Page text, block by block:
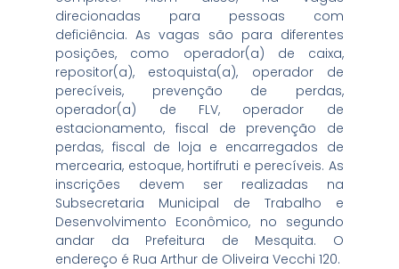
direcionadas para pessoas com
deficiência. As vagas são para diferentes
posições, como operador(a) de caixa,
repositor(a), estoquista(a), operador de
perecíveis, prevenção de perdas,
operador(a) de FLV, operador de
estacionamento, fiscal de prevenção de
perdas, fiscal de loja e encarregados de
mercearia, estoque, hortifruti e perecíveis. As
inscrições devem ser realizadas na
Subsecretaria Municipal de Trabalho e
Desenvolvimento Econômico, no segundo
andar da Prefeitura de Mesquita. O
endereço é Rua Arthur de Oliveira Vecchi 120.